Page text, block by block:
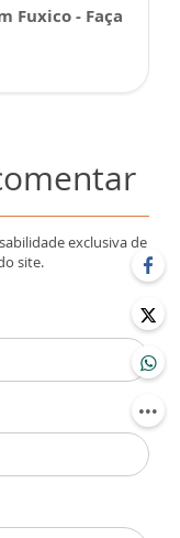
Fuxico - Faça
exclusiva de
site.